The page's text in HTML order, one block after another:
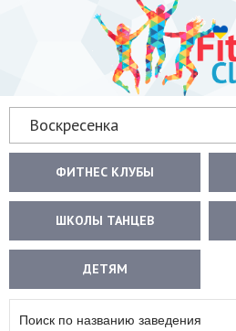
Воскресенка
ФИТНЕС КЛУБЫ
ШКОЛЫ ТАНЦЕВ
ДЕТЯМ